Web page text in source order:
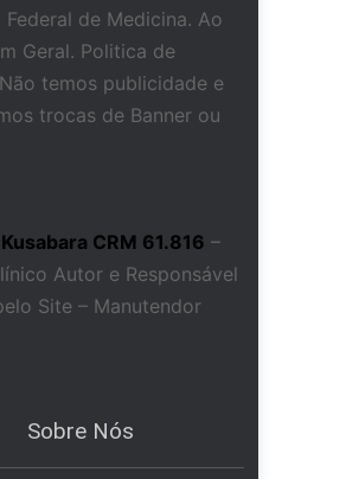
Federal de Medicina. Ao
Geral. Politica de
temos publicidade e
trocas de Banner ou
CRM 61.816 –
Autor e Responsável
Site – Manutendor
Sobre Nós